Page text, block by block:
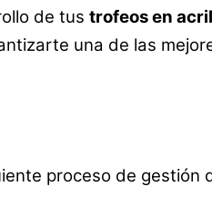
de tus trofeos en
una de las
proceso de gestión